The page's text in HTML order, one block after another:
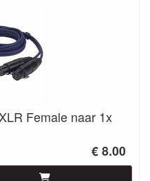
Female naar 1x
€ 8.00